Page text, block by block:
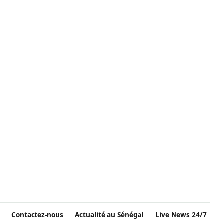
Contactez-nous Actualité au Sénégal Live News 24/7